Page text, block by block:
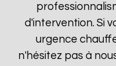
d'intervention. Si
urgence
n'hésitez pas à